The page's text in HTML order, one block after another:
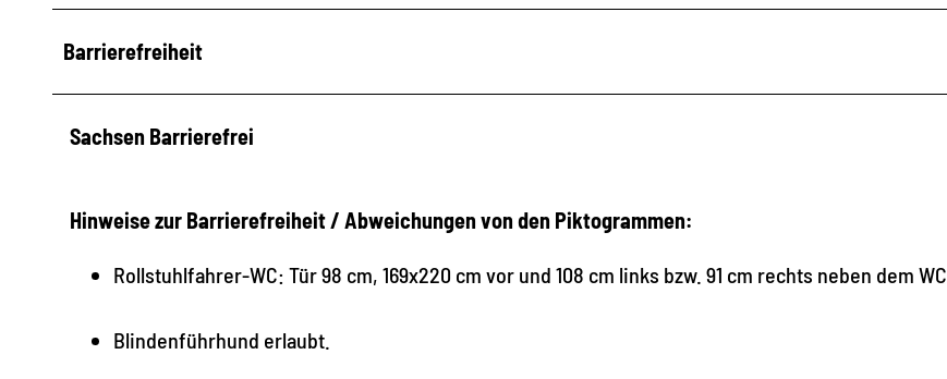
Barrierefreiheit
Sachsen Barrierefrei
Hinweise zur Barrierefreiheit / Abweichungen von den Piktogrammen:
Rollstuhlfahrer-WC: Tür 98 cm, 169x220 cm vor und 108 cm links bzw. 91 cm rechts neben dem WC
Blindenführhund erlaubt.